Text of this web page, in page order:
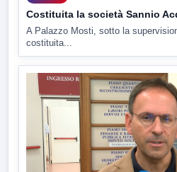
Costituita la società Sannio
A Palazzo Mosti, sotto la
costituita...